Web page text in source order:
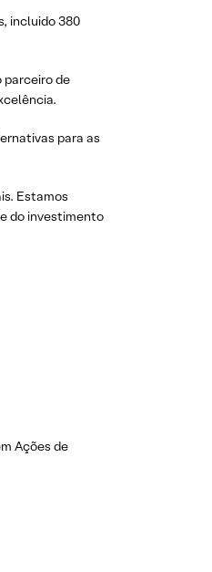
incluido 380
parceiro de
para as
Estamos
do investimento
Ações de